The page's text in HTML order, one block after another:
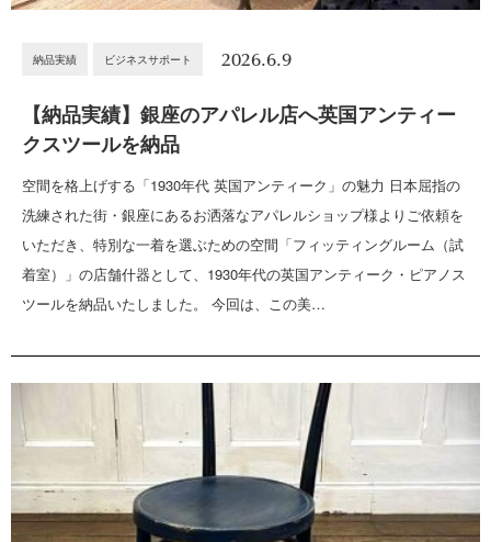
納品実績 ビジネスサポート 2026.6.9
【納品実績】銀座のアパレル店へ英国アンティー
クスツールを納品
空間を格上げする「1930年代 英国アンティーク」の魅力 日本屈指の
洗練された街・銀座にあるお洒落なアパレルショップ様よりご依頼を
いただき、特別な一着を選ぶための空間「フィッティングルーム（試
着室）」の店舗什器として、1930年代の英国アンティーク・ピアノス
ツールを納品いたしました。 今回は、この美…